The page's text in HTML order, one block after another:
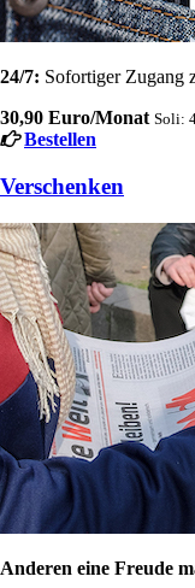
24/7: Sofortiger Zugang
30,90 Euro/Monat Soli:
Bestellen
Verschenken
Anderen eine Freude